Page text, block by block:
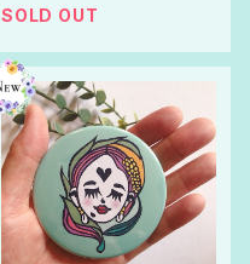
SOLD OUT